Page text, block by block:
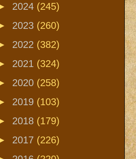
2024 (245)
2023 (260)
2022 (382)
2021 (324)
2020 (258)
2019 (103)
2018 (179)
2017 (226)